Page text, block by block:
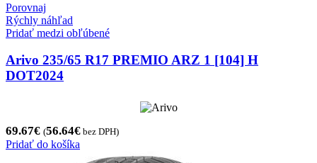
Porovnaj
Rýchly náhľad
Pridať medzi obľúbené
Arivo 235/65 R17 PREMIO ARZ 1 [104] H
DOT2024
69.67€ (56.64€ bez DPH)
Pridať do košíka